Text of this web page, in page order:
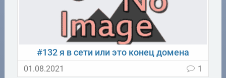
#132 я в сети или это конец домена
01.08.2021 1